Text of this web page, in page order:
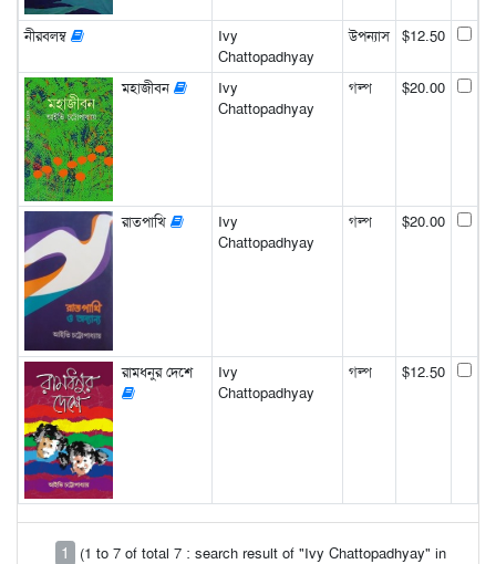
নীরবলম্ব
Ivy
Chattopadhyay
উপন্যাস $12.50
মহাজীবন
Ivy
Chattopadhyay
গল্প $20.00
রাতপাখি
Ivy
Chattopadhyay
গল্প $20.00
রামধনুর দেশে
Ivy
Chattopadhyay
গল্প $12.50
1
(1 to 7 of total 7 : search result of "Ivy Chattopadhyay" in